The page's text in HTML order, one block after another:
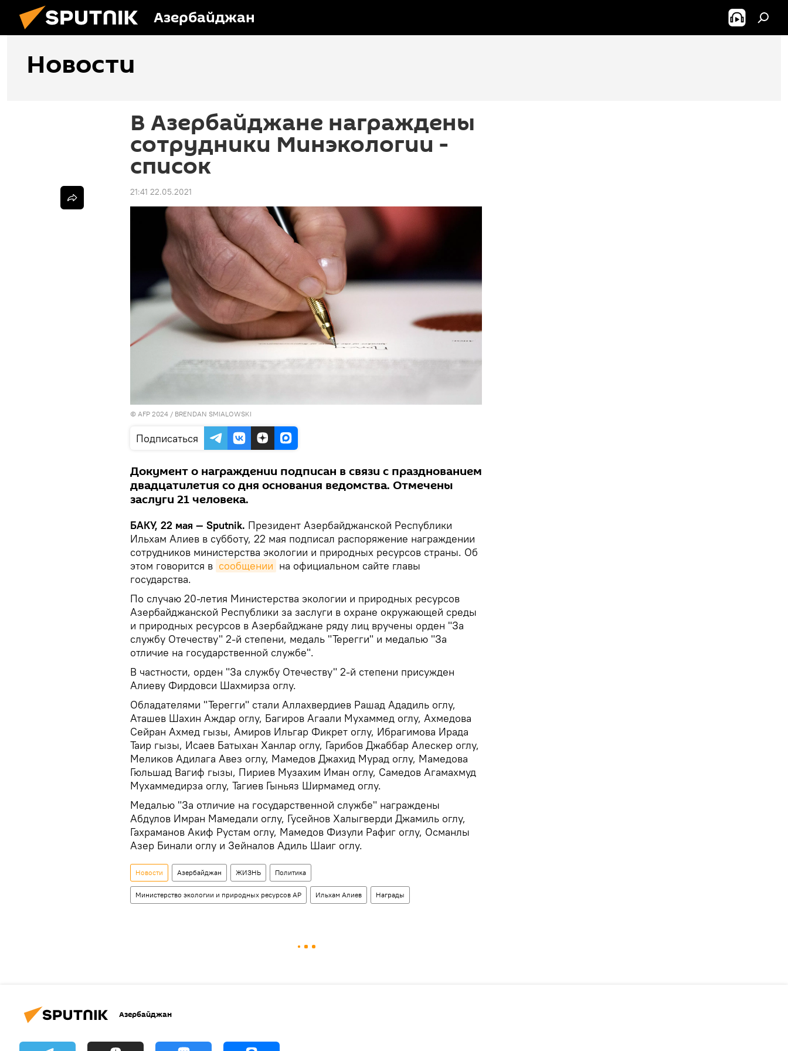
Азербайджан
Новости
В Азербайджане награждены
сотрудники Минэкологии -
список
21:41 22.05.2021
© AFP 2024 / BRENDAN SMIALOWSKI
Подписаться
Документ о награждении подписан в связи с празднованием
двадцатилетия со дня основания ведомства. Отмечены
заслуги 21 человека.
БАКУ, 22 мая — Sputnik. Президент Азербайджанской Республики
Ильхам Алиев в субботу, 22 мая подписал распоряжение награждении
сотрудников министерства экологии и природных ресурсов страны. Об
этом говорится в сообщении на официальном сайте главы
государства.
По случаю 20-летия Министерства экологии и природных ресурсов
Азербайджанской Республики за заслуги в охране окружающей среды
и природных ресурсов в Азербайджане ряду лиц вручены орден "За
службу Отечеству" 2-й степени, медаль "Терегги" и медалью "За
отличие на государственной службе".
В частности, орден "За службу Отечеству" 2-й степени присужден
Алиеву Фирдовси Шахмирза оглу.
Обладателями "Терегги" стали Аллахвердиев Рашад Ададиль оглу,
Аташев Шахин Аждар оглу, Багиров Агаали Мухаммед оглу, Ахмедова
Сейран Ахмед гызы, Амиров Ильгар Фикрет оглу, Ибрагимова Ирада
Таир гызы, Исаев Батыхан Ханлар оглу, Гарибов Джаббар Алескер оглу,
Меликов Адилага Авез оглу, Мамедов Джахид Мурад оглу, Мамедова
Гюльшад Вагиф гызы, Пириев Музахим Иман оглу, Самедов Агамахмуд
Мухаммедирза оглу, Тагиев Гыньяз Ширмамед оглу.
Медалью "За отличие на государственной службе" награждены
Абдулов Имран Мамедали оглу, Гусейнов Халыгверди Джамиль оглу,
Гахраманов Акиф Рустам оглу, Мамедов Физули Рафиг оглу, Османлы
Азер Бинали оглу и Зейналов Адиль Шаиг оглу.
Новости Азербайджан ЖИЗНЬ Политика
Министерство экологии и природных ресурсов АР Ильхам Алиев Награды
Азербайджан